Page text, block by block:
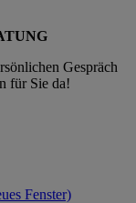
Gespräch
für Sie da!
Fenster)